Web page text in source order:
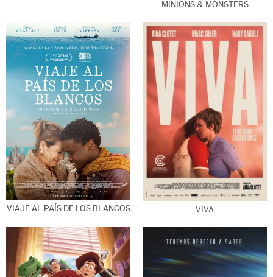
MINIONS & MONSTERS
VIAJE AL PAÍS DE LOS BLANCOS VIVA